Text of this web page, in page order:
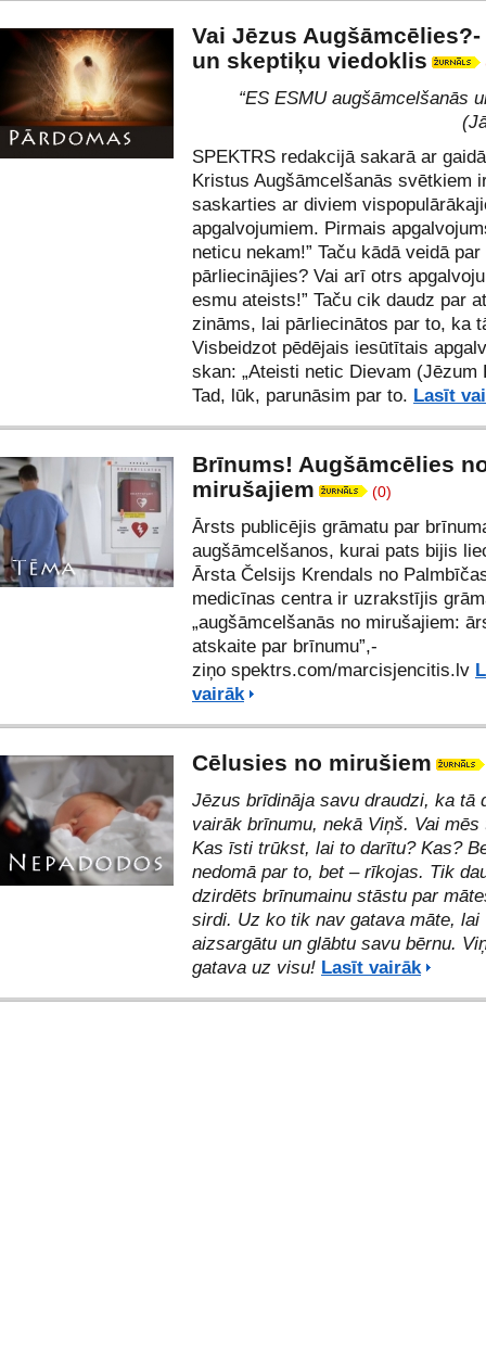
Vai Jēzus
un skeptiķu viedoklis
“ES ESMU augšāmcelšanās
SPEKTRS redakcijā sakarā ar
Kristus Augšāmcelšanās svētkiem
saskarties ar diviem
apgalvojumiem. Pirmais
neticu nekam!” Taču kādā veidā
pārliecinājies? Vai arī otrs
esmu ateists!” Taču cik daudz par
zināms, lai pārliecinātos par to, ka
Visbeidzot pēdējais iesūtītais
skan: „Ateisti netic Dievam (Jēzum
Tad, lūk, parunāsim par to. Lasīt
Brīnums! Augšāmcēlies
mirušajiem
(0)
Ārsts publicējis grāmatu par
augšāmcelšanos, kurai pats bijis
Ārsta Čelsijs Krendals no
medicīnas centra ir uzrakstījis
„augšāmcelšanās no mirušajiem:
atskaite par brīnumu”,-
ziņo spektrs.com/marcisjencitis.lv
vairāk
Cēlusies no mirušiem
Jēzus brīdināja savu draudzi, ka tā
vairāk brīnumu, nekā Viņš. Vai mēs
Kas īsti trūkst, lai to darītu? Kas?
nedomā par to, bet – rīkojas. Tik
dzirdēts brīnumainu stāstu par
sirdi. Uz ko tik nav gatava māte, lai
aizsargātu un glābtu savu bērnu.
gatava uz visu! Lasīt vairāk